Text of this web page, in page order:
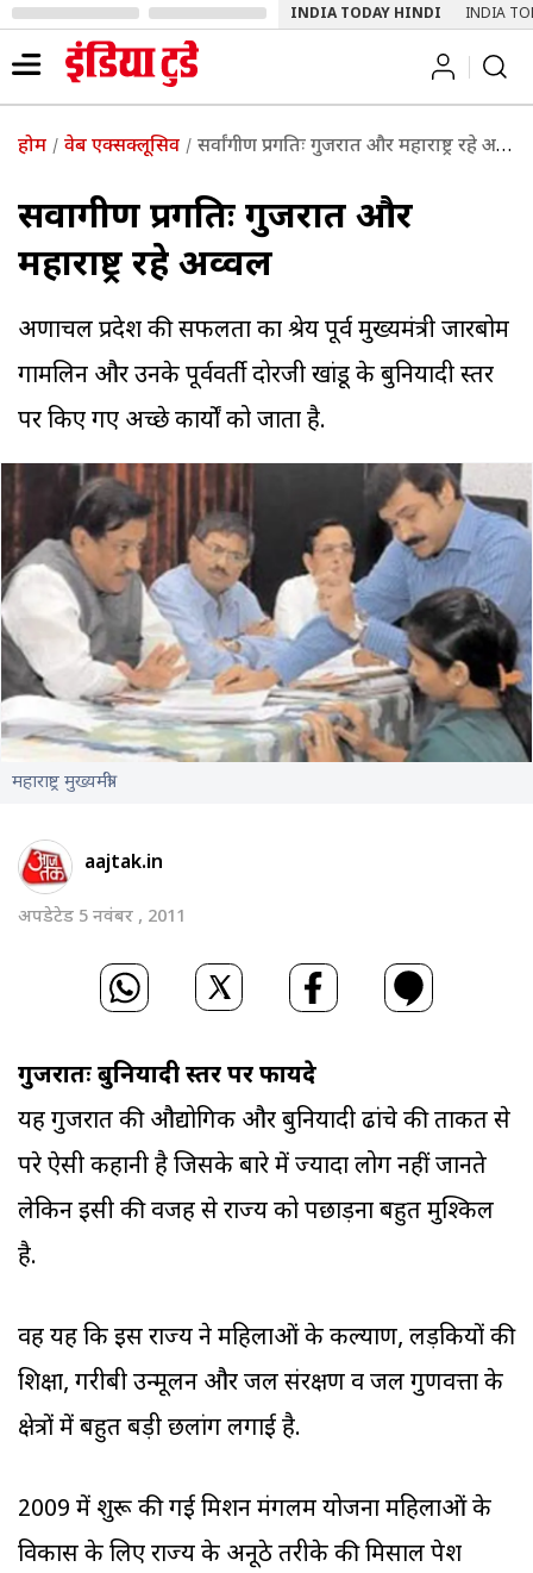
INDIA TODAY HINDI INDIA
होम वेब एक्सक्लूसिव सर्वांगीण प्रगतिः गुजरात और महाराष्ट्र रहे अव्वल
सर्वांगीण प्रगतिः गुजरात और
महाराष्ट्र रहे अव्वल
अरुणाचल प्रदेश की सफलता का श्रेय पूर्व मुख्यमंत्री जारबोम
गामलिन और उनके पूर्ववर्ती दोरजी खांडू के बुनियादी स्तर
पर किए गए अच्छे कार्यों को जाता है.
महाराष्ट्र मुख्यमंत्री
aajtak.in
अपडेटेड 5 नवंबर , 2011
गुजरातः बुनियादी स्तर पर फायदे
यह गुजरात की औद्योगिक और बुनियादी ढांचे की ताकत से
परे ऐसी कहानी है जिसके बारे में ज्‍यादा लोग नहीं जानते
लेकिन इसी की वजह से राज्‍य को पछाड़ना बहुत मुश्किल
है.
वह यह कि इस राज्‍य ने महिलाओं के कल्याण, लड़कियों की
शिक्षा, गरीबी उन्मूलन और जल संरक्षण व जल गुणवत्ता के
क्षेत्रों में बहुत बड़ी छलांग लगाई है.
2009 में शुरू की गई मिशन मंगलम योजना महिलाओं के
विकास के लिए राज्‍य के अनूठे तरीके की मिसाल पेश